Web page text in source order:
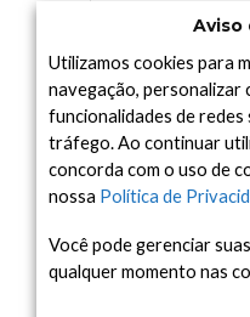
UNIVERSO
Arquivo
Arquivo
Aviso
Utilizamos cookies para
navegação, personalizar
funcionalidades de redes
tráfego. Ao continuar
concorda com o uso de
nossa Política de
Você pode gerenciar
qualquer momento nas